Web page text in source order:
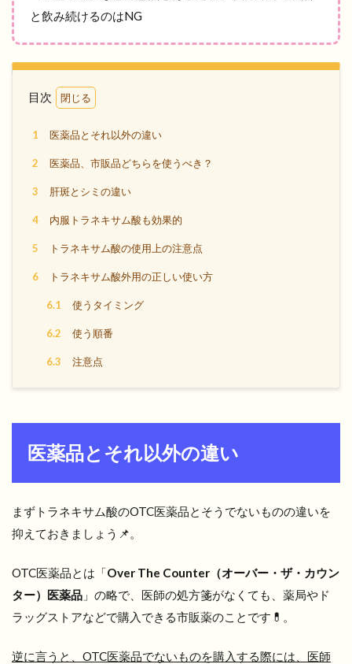
と飲み続けるのはNG
目次
1 医薬品とそれ以外の違い
2 医薬品、市販品どちらを使うべき？
3 肝斑とシミの違い
4 内服トラネキサム酸も効果的
5 トラネキサム酸の使用上の注意点
6 トラネキサム酸外用の正しい使い方
6.1 使うタイミング
6.2 使う順番
6.3 注意点
医薬品とそれ以外の違い
まずトラネキサム酸のOTC医薬品とそうでないものの違いを
抑えておきましょう📌。
OTC医薬品とは「Over The Counter（オーバー・ザ・カウン
ター）医薬品 」の略で、医師の処方箋がなくても、薬局やド
ラッグストアなどで購入できる市販薬のことです💊。
逆に言うと、OTC医薬品でないものを購入する際には、医師